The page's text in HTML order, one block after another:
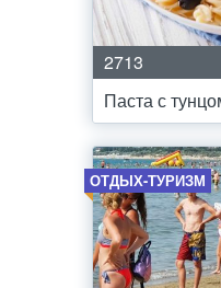
2713
Паста с
ОТДЫХ-ТУРИЗМ